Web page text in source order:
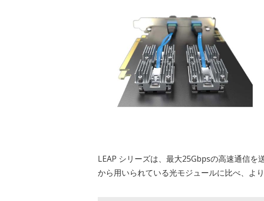
LEAP シリーズは、最大25Gbpsの高速通信
から用いられている光モジュールに比べ、よ